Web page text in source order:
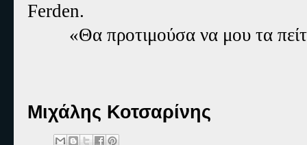
Ferden.
«Θα προτιμούσα να μου τα
Μιχάλης Κοτσαρίνης